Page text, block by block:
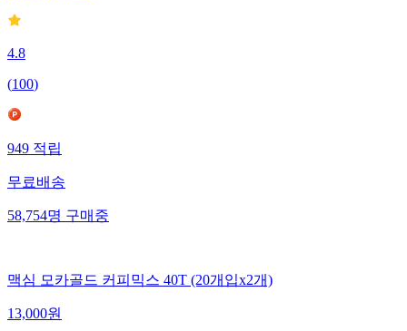
4.8
(100)
949적립
무료배송
58,754명구매중
맥심 모카골드 커피믹스 40T (20개입x2개)
13,000원